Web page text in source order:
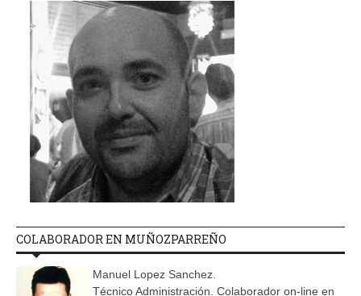
COLABORADOR EN MUÑOZPARREÑO
Manuel Lopez Sanchez.
Técnico Administración. Colaborador on-line en